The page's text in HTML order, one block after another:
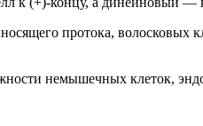
протока, волосковых
немышечных клеток,